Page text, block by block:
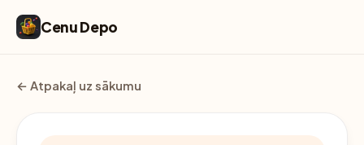
Cenu Depo
← Atpakaļ uz sākumu